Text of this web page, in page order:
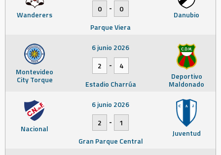
Wanderers Danubio
0
-
0
Parque Viera
Montevideo
City Torque Deportivo
Maldonado
6 junio 2026
2
-
4
Estadio Charrúa
Nacional Juventud
6 junio 2026
2
-
1
Gran Parque Central